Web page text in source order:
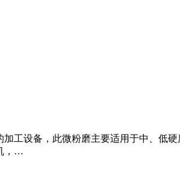
工设备，此微粉磨主要适用于中、低
，…